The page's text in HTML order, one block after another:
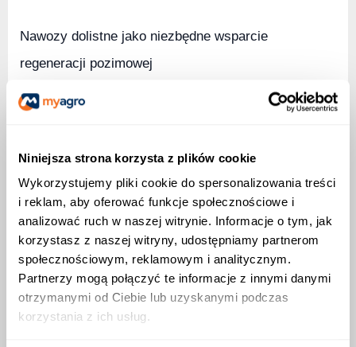
Niniejsza strona korzysta z plików cookie
Wykorzystujemy pliki cookie do spersonalizowania treści
i reklam, aby oferować funkcje społecznościowe i
analizować ruch w naszej witrynie. Informacje o tym, jak
korzystasz z naszej witryny, udostępniamy partnerom
społecznościowym, reklamowym i analitycznym.
Partnerzy mogą połączyć te informacje z innymi danymi
otrzymanymi od Ciebie lub uzyskanymi podczas
korzystania z ich usług.
Nawozy dolistne jako niezbędne wsparcie
regeneracji pozimowej
Rośliny po zimie potrzebują szybkiego zastrzyku energii.
pokarmowe. W tej sytuacji
nawozy dolistne podane razem z
Dostarczasz fosfor niezbędny do budowy systemu
korzeniowego i magnez warunkujący sprawną fotosyntezę.
Mikroelementy takie jak miedź i mangan stymulują procesy
odpornościowe pszenicy. Aplikacja dolistna omija problem
blokowania składników w glebie. Dokarmione rośliny szybciej
regenerują uszkodzenia mrozowe i lepiej radzą sobie ze